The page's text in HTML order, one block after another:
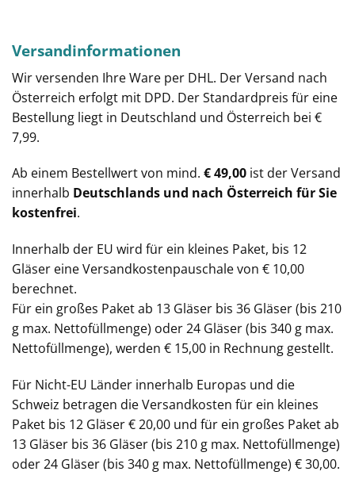
Versandinformationen
Wir versenden Ihre Ware per DHL. Der Versand nach
Österreich erfolgt mit DPD. Der Standardpreis für eine
Bestellung liegt in Deutschland und Österreich bei €
7,99.
Ab einem Bestellwert von mind. € 49,00 ist der Versand
innerhalb Deutschlands und nach Österreich für Sie
kostenfrei.
Innerhalb der EU wird für ein kleines Paket, bis 12
Gläser eine Versandkostenpauschale von € 10,00
berechnet.
Für ein großes Paket ab 13 Gläser bis 36 Gläser (bis 210
g max. Nettofüllmenge) oder 24 Gläser (bis 340 g max.
Nettofüllmenge), werden € 15,00 in Rechnung gestellt.
Für Nicht-EU Länder innerhalb Europas und die
Schweiz betragen die Versandkosten für ein kleines
Paket bis 12 Gläser € 20,00 und für ein großes Paket ab
13 Gläser bis 36 Gläser (bis 210 g max. Nettofüllmenge)
oder 24 Gläser (bis 340 g max. Nettofüllmenge) € 30,00.